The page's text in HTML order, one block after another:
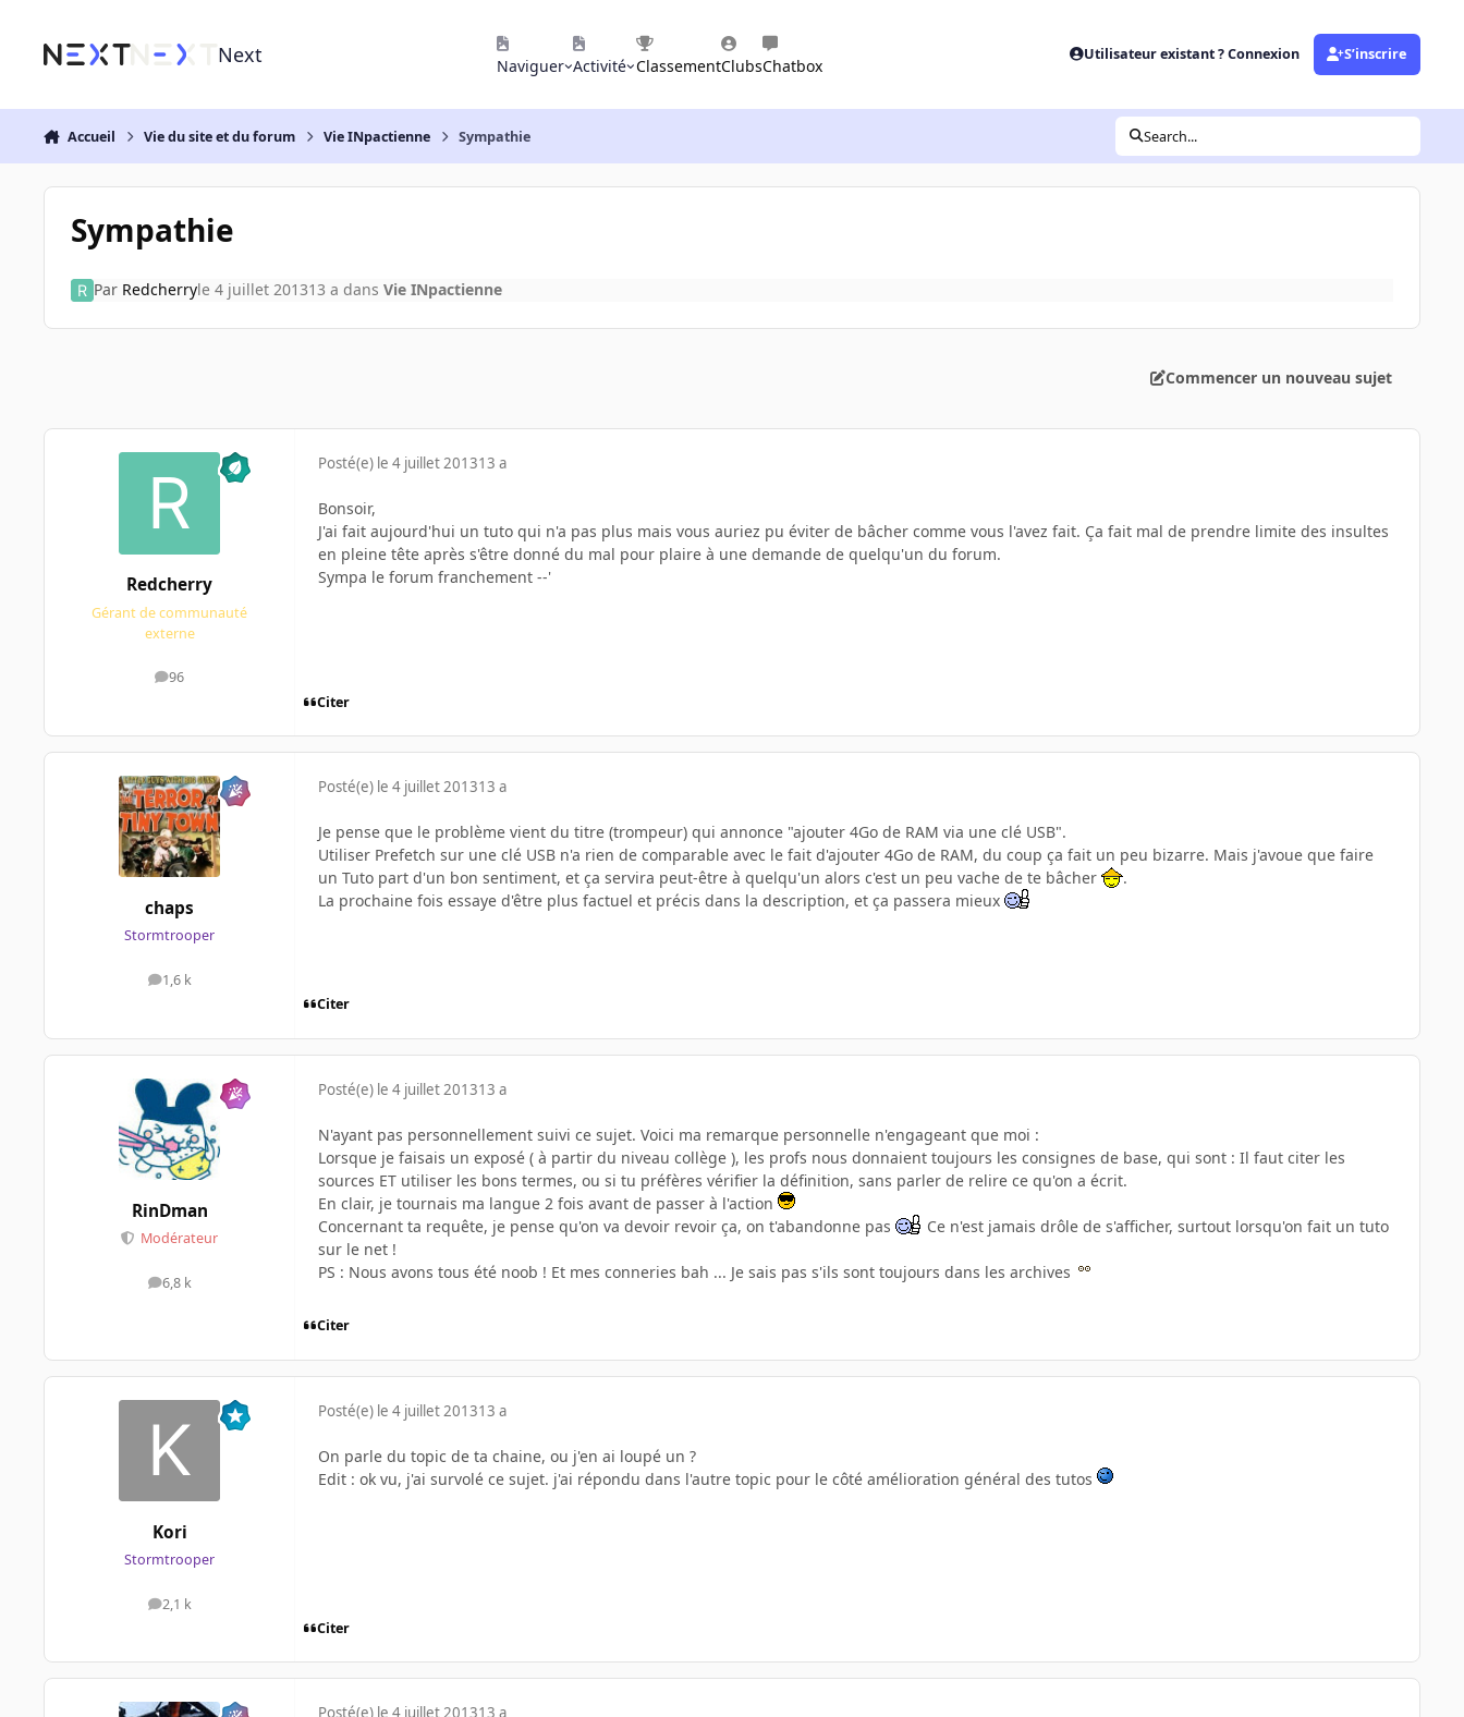
Next Naviguer Activité ClassementClubsChatbox
Utilisateur existant ? Connexion S’inscrire
Accueil Vie du site et du forum Vie INpactienne Sympathie Search...
Sympathie
Par Redcherryle 4 juillet 201313 a dans Vie INpactienne
Commencer un nouveau sujet
Redcherry
Gérant de communauté
externe
96
messages
Posté(e) le 4 juillet 201313 a
Bonsoir,
J'ai fait aujourd'hui un tuto qui n'a pas plus mais vous auriez pu éviter de bâcher comme vous l'avez fait. Ça fait mal de prendre limite des insultes
en pleine tête après s'être donné du mal pour plaire à une demande de quelqu'un du forum.
Sympa le forum franchement --'
Citer
chaps
Stormtrooper
1,6 k
messages
Posté(e) le 4 juillet 201313 a
Je pense que le problème vient du titre (trompeur) qui annonce "ajouter 4Go de RAM via une clé USB".
Utiliser Prefetch sur une clé USB n'a rien de comparable avec le fait d'ajouter 4Go de RAM, du coup ça fait un peu bizarre. Mais j'avoue que faire
un Tuto part d'un bon sentiment, et ça servira peut-être à quelqu'un alors c'est un peu vache de te bâcher
.
La prochaine fois essaye d'être plus factuel et précis dans la description, et ça passera mieux
Citer
RinDman
Modérateur
6,8 k
messages
Posté(e) le 4 juillet 201313 a
N'ayant pas personnellement suivi ce sujet. Voici ma remarque personnelle n'engageant que moi :
Lorsque je faisais un exposé ( à partir du niveau collège ), les profs nous donnaient toujours les consignes de base, qui sont : Il faut citer les
sources ET utiliser les bons termes, ou si tu préfères vérifier la définition, sans parler de relire ce qu'on a écrit.
En clair, je tournais ma langue 2 fois avant de passer à l'action
Concernant ta requête, je pense qu'on va devoir revoir ça, on t'abandonne pas
Ce n'est jamais drôle de s'afficher, surtout lorsqu'on fait un tuto
sur le net !
PS : Nous avons tous été noob ! Et mes conneries bah ... Je sais pas s'ils sont toujours dans les archives
Citer
Kori
Stormtrooper
2,1 k
messages
Posté(e) le 4 juillet 201313 a
On parle du topic de ta chaine, ou j'en ai loupé un ?
Edit : ok vu, j'ai survolé ce sujet. j'ai répondu dans l'autre topic pour le côté amélioration général des tutos
Citer